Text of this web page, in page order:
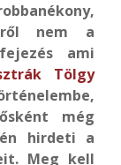
nem a
ami
Tölgy
még
hirdeti a
Meg kell